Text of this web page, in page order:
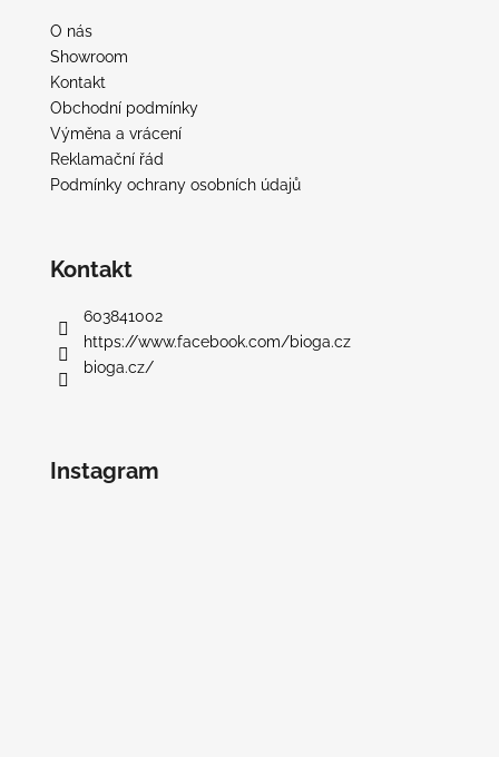
O nás
Showroom
Kontakt
Obchodní podmínky
Výměna a vrácení
Reklamační řád
Podmínky ochrany osobních údajů
Kontakt
603841002
https://www.facebook.com/bioga.cz
bioga.cz/
Instagram